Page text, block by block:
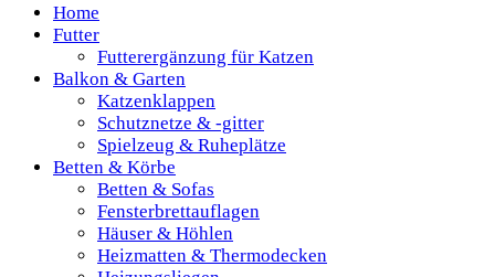
Home
Futter
Futterergänzung für Katzen
Balkon & Garten
Katzenklappen
Schutznetze & -gitter
Spielzeug & Ruheplätze
Betten & Körbe
Betten & Sofas
Fensterbrettauflagen
Häuser & Höhlen
Heizmatten & Thermodecken